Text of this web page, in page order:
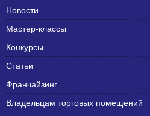
Новости
Мастер-классы
Конкурсы
Статьи
Франчайзинг
Владельцам торговых помещений